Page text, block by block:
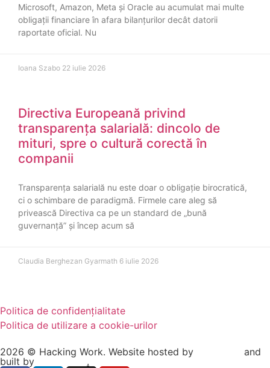
Microsoft, Amazon, Meta și Oracle au acumulat mai multe
obligații financiare în afara bilanțurilor decât datorii
raportate oficial. Nu
Ioana Szabo 22 iulie 2026
Directiva Europeană privind
transparența salarială: dincolo de
mituri, spre o cultură corectă în
companii
Transparența salarială nu este doar o obligație birocratică,
ci o schimbare de paradigmă. Firmele care aleg să
privească Directiva ca pe un standard de „bună
guvernanță” și încep acum să
Claudia Berghezan Gyarmath 6 iulie 2026
Politica de confidențialitate
Politica de utilizare a cookie-urilor
2026 © Hacking Work. Website hosted by
and
built by
Ionuț Sabo .